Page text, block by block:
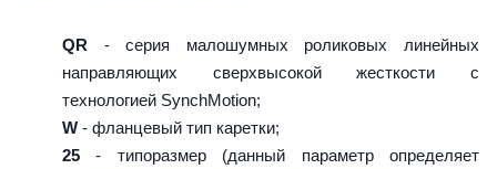
QR - серия малошумных роликовых линейных
направляющих сверхвысокой жесткости с
технологией SynchMotion;
W - фланцевый тип каретки;
25 - типоразмер (данный параметр определяет